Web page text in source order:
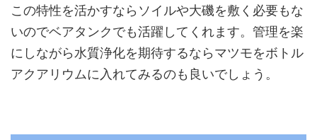
この特性を活かすならソイルや大磯を敷く必要もな
いのでベアタンクでも活躍してくれます。管理を楽
にしながら水質浄化を期待するならマツモをボトル
アクアリウムに入れてみるのも良いでしょう。